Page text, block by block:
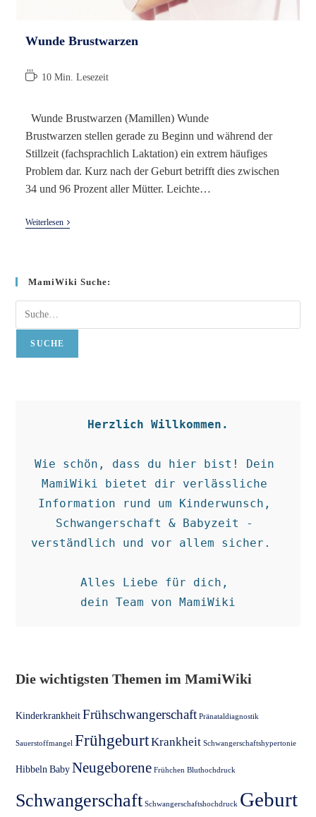
Wunde Brustwarzen
Lesedauer:
10 Min. Lesezeit
Wunde Brustwarzen (Mamillen) Wunde
Brustwarzen stellen gerade zu Beginn und während der
Stillzeit (fachsprachlich Laktation) ein extrem häufiges
Problem dar. Kurz nach der Geburt betrifft dies zwischen
34 und 96 Prozent aller Mütter. Leichte…
WeiterlesenWunde
MamiWiki Suche:
Suche
SUCHE
Herzlich Willkommen.
Wie schön, dass du hier bist! Dein
MamiWiki bietet dir verlässliche
Information rund um Kinderwunsch,
Schwangerschaft & Babyzeit -
verständlich und vor allem sicher.
Alles Liebe für dich,
dein Team von MamiWiki
Die wichtigsten Themen im MamiWiki
Kinderkrankheit Frühschwangerschaft Pränataldiagnostik
Sauerstoffmangel FrühgeburtKrankheit Schwangerschaftshypertonie
Hibbeln Baby Neugeborene Frühchen Bluthochdruck
Schwangerschaft Schwangerschaftshochdruck Geburt